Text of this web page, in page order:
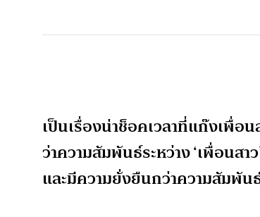
เป็นเรื่องน่าช็อคเวลาที่แก๊งเพื่อ
ว่าความสัมพันธ์ระหว่าง ‘เพื่อนส
และมีความยั่งยืนกว่าความสัมพั